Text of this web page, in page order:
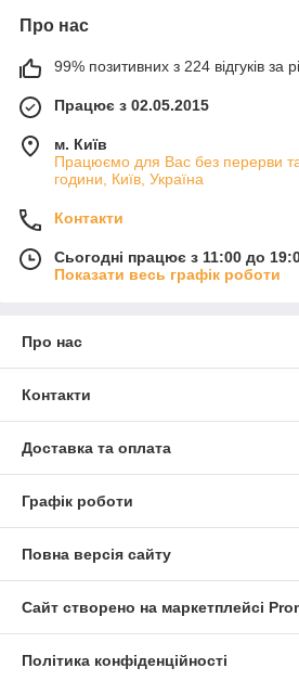
Про нас
99% позитивних з 224 відгуків за
Працює з 02.05.2015
м. Київ
Працюємо для Вас без перерви
години, Київ, Україна
Контакти
Сьогодні працює з 11:00 до
Показати весь графік роботи
Про нас
Контакти
Доставка та оплата
Графік роботи
Повна версія сайту
Сайт створено на маркетплейсі
Політика конфіденційності